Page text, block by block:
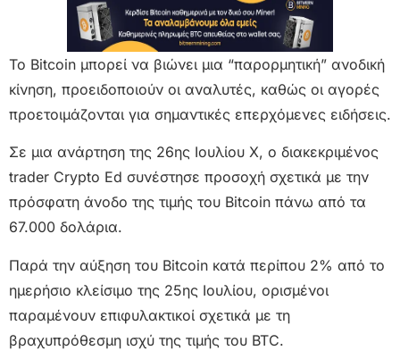
Το Bitcoin μπορεί να βιώνει μια “παρορμητική” ανοδική
κίνηση, προειδοποιούν οι αναλυτές, καθώς οι αγορές
προετοιμάζονται για σημαντικές επερχόμενες ειδήσεις.
Σε μια ανάρτηση της 26ης Ιουλίου X, ο διακεκριμένος
trader Crypto Ed συνέστησε προσοχή σχετικά με την
πρόσφατη άνοδο της τιμής του Bitcoin πάνω από τα
67.000 δολάρια.
Παρά την αύξηση του Bitcoin κατά περίπου 2% από το
ημερήσιο κλείσιμο της 25ης Ιουλίου, ορισμένοι
παραμένουν επιφυλακτικοί σχετικά με τη
βραχυπρόθεσμη ισχύ της τιμής του BTC.